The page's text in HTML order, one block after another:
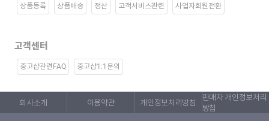
상품등록 상품배송 정산 고객서비스관련 사업자회원전환
고객센터
중고샵관련FAQ 중고샵1:1문의
회사소개 이용약관 개인정보처리방침
판매자 개인정보처리
방침